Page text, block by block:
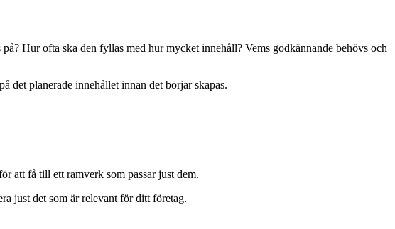
Hur ofta ska den fyllas med hur mycket innehåll? Vems godkännande behövs och
det planerade innehållet innan det börjar skapas.
att få till ett ramverk som passar just dem.
just det som är relevant för ditt företag.